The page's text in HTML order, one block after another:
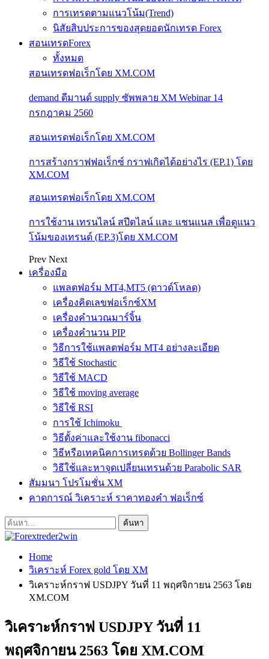
การเทรดตามแนวโน้ม(Trend)
นิสัยสิบประการของสุดยอดนักเทรด Forex
สอนเทรดForex
ทั้งหมด
สอนเทรดฟอเร็กโดย XM.COM
demand ดีมานด์ supply ซัพพลาย XM Webinar 14
กรกฎาคม 2560
สอนเทรดฟอเร็กโดย XM.COM
การสร้างกราฟฟอเร็กซ์ กราฟเกิดได้อย่างไร (EP.1) โดย
XM.COM
สอนเทรดฟอเร็กโดย XM.COM
การใช้งาน เทรนไลน์ สปีดไลน์ และ แชนแนล เพื่อดูแนว
โน้มของเทรนด์ (EP.3)โดย XM.COM
Prev Next
เครื่องมือ
แพลตฟอร์ม MT4,MT5 (ดาวด์โหลด)
เครื่องคิดเลขฟอเร็กซ์XM
เครื่องคำนวณมาร์จิ้น
เครื่องคำนวน PIP
วิธีการใช้แพลตฟอร์ม MT4 อย่างละเอียด
วิธีใช้ Stochastic
วิธีใช้ MACD
วิธีใช้ moving average
วิธีใช้ RSI
การใช้ Ichimoku
วิธีตั้งค่าและใช้งาน fibonacci
วิธีหรือเทคนิคการเทรดด้วย Bollinger Bands
วิธีใช้และหาจุดเปลี่ยนเทรนด้วย Parabolic SAR
สัมมนา โปรโมชั่น XM
คาดการณ์ วิเคราะห์ ราคาทองคำ ฟอเร็กซ์
Home
วิเคราะห์ Forex gold โดย XM
วิเคราะห์กราฟ USDJPY วันที่ 11 พฤศจิกายน 2563 โดย
XM.COM
วิเคราะห์กราฟ USDJPY วันที่ 11
พฤศจิกายน 2563 โดย XM.COM